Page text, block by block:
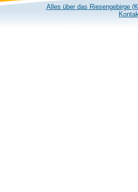
Alles über das Riesengebirge